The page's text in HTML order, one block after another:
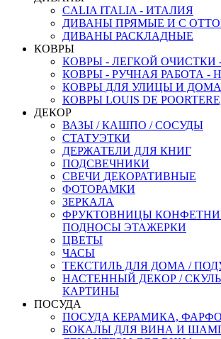
CALIA ITALIA - ИТАЛИЯ
ДИВАНЫ ПРЯМЫЕ И С
ДИВАНЫ РАСКЛАДНЫЕ
КОВРЫ
КОВРЫ - ЛЕГКОЙ ОЧИСТКИ -
КОВРЫ - РУЧНАЯ РАБОТА -
КОВРЫ ДЛЯ УЛИЦЫ И ДОМА
КОВРЫ LOUIS DE
ДЕКОР
ВАЗЫ / КАШПО / СОСУДЫ
СТАТУЭТКИ
ДЕРЖАТЕЛИ ДЛЯ КНИГ
ПОДСВЕЧНИКИ
СВЕЧИ ДЕКОРАТИВНЫЕ
ФОТОРАМКИ
ЗЕРКАЛА
ФРУКТОВНИЦЫ
ПОДНОСЫ ЭТАЖЕРКИ
ЦВЕТЫ
ЧАСЫ
ТЕКСТИЛЬ ДЛЯ ДОМА /
НАСТЕННЫЙ ДЕКОР /
КАРТИНЫ
ПОСУДА
ПОСУДА КЕРАМИКА,
БОКАЛЫ ДЛЯ ВИНА И